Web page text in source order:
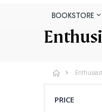
BOOKSTORE
PRICE